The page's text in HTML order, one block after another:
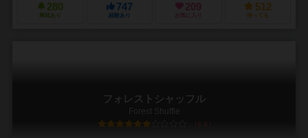
280
興味あり
747
経験あり
209
お気に入り
512
持ってる
フォレストシャッフル
Forest Shuffle
6.8